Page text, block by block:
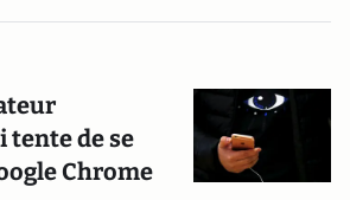
de se
Chrome